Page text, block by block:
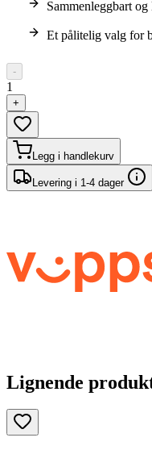
Sammenleggbart og
Et pålitelig valg for
-
1
+
Legg i handlekurv
Levering i 1-4 dager
Lignende